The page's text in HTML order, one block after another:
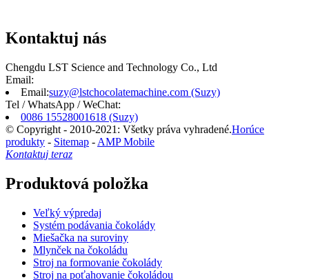
Kontaktuj nás
Chengdu LST Science and Technology Co., Ltd
Email:
Email:suzy@lstchocolatemachine.com (Suzy)
Tel / WhatsApp / WeChat:
0086 15528001618 (Suzy)
© Copyright - 2010-2021: Všetky práva vyhradené.Horúce
produkty - Sitemap - AMP Mobile
Kontaktuj teraz
Produktová položka
Veľký výpredaj
Systém podávania čokolády
Miešačka na suroviny
Mlynček na čokoládu
Stroj na formovanie čokolády
Stroj na poťahovanie čokoládou